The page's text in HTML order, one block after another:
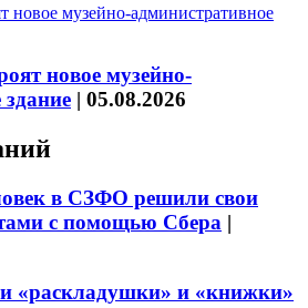
новое музейно-
| 05.08.2026
в СЗФО решили свои
с помощью Сбера |
«раскладушки» и «книжки»